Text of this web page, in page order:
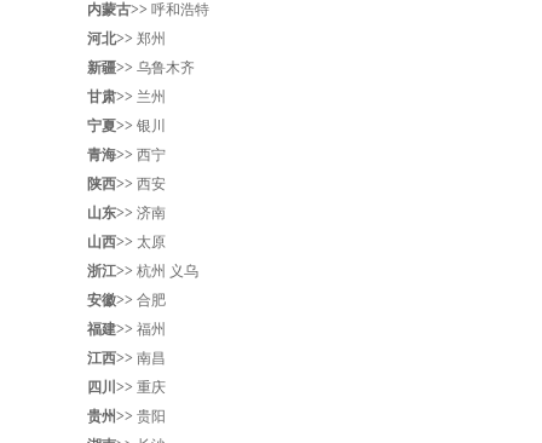
内蒙古>> 呼和浩特
河北>> 郑州
新疆>> 乌鲁木齐
甘肃>> 兰州
宁夏>> 银川
青海>> 西宁
陕西>> 西安
山东>> 济南
山西>> 太原
浙江>> 杭州 义乌
安徽>> 合肥
福建>> 福州
江西>> 南昌
四川>> 重庆
贵州>> 贵阳